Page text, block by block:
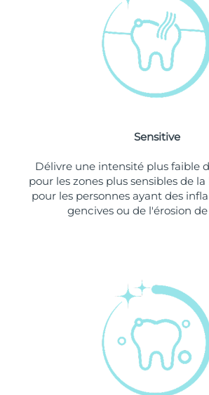
Sensitive
Délivre une intensité plus faible
pour les zones plus sensibles de
pour les personnes ayant des
gencives ou de l'érosion
Espagne
Émirats arabes unis